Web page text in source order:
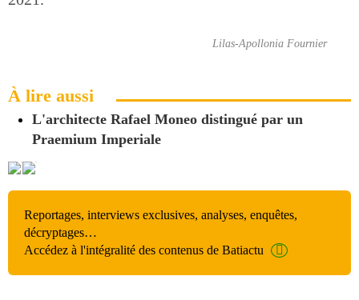
Lilas-Apollonia Fournier
À lire aussi
L'architecte Rafael Moneo distingué par un
Praemium Imperiale
Reportages, interviews exclusives, analyses, enquêtes,
décryptages…
Accédez à l'intégralité des contenus de Batiactu